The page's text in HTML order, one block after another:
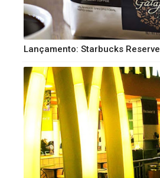
Lançamento: Starbucks Reserve